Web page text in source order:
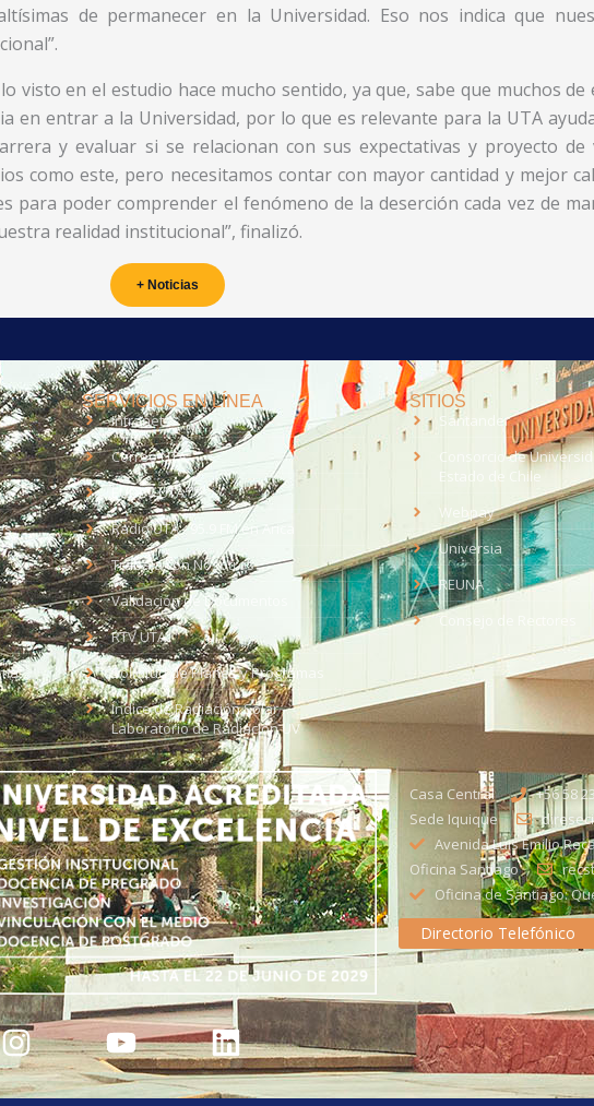
de permanecer en la Universidad. Eso nos indica que
visto en el estudio hace mucho sentido, ya que, sabe que muchos de
en entrar a la Universidad, por lo que es relevante para la UTA
y evaluar si se relacionan con sus expectativas y proyecto de
como este, pero necesitamos contar con mayor cantidad y mejor
para poder comprender el fenómeno de la deserción cada vez de
realidad institucional”, finalizó.
+ Noticias
SERVICIOS EN LÍNEA
Intranet
Correo UTA
EUDEV UTAmed
Radio UTA - 95.9 FM en Arica
Trabaja con Nosotros
Validación de Documentos
RTV UTA
Solicitud de Planes y Programas
Índice de Radiación Solar -
Laboratorio de Radiación UV
SITIOS
Santander
Consorcio de
Estado de Chile
Webpay
Universia
REUNA
Casa Central +56 58
Sede Iquique
Avenida Luis Emilio
Oficina Santiago
Oficina de Santiago:
Directorio Telefónico